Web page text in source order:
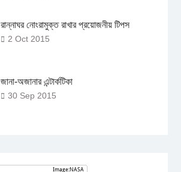
রান্নাঘর নোংরামুক্ত রাখার প্রয়োজনীয় টিপস
2 Oct 2015
জানা-অজানার এন্টার্কটিকা
30 Sep 2015